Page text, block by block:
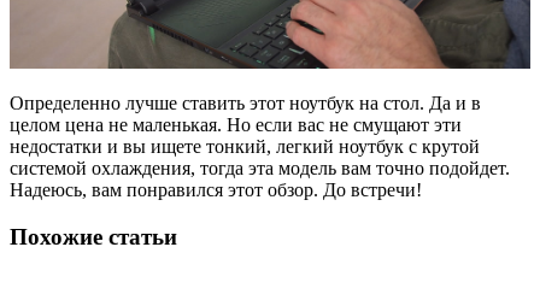
Определенно лучше ставить этот ноутбук на стол. Да и в
целом цена не маленькая. Но если вас не смущают эти
недостатки и вы ищете тонкий, легкий ноутбук с крутой
системой охлаждения, тогда эта модель вам точно подойдет.
Надеюсь, вам понравился этот обзор. До встречи!
Похожие статьи